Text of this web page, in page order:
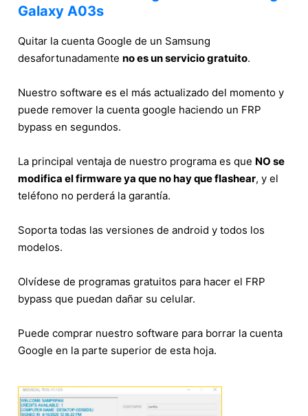
Galaxy A03s
Quitar la cuenta Google de un Samsung
desafortunadamente no es un servicio gratuito.
Nuestro software es el más actualizado del momento y
puede remover la cuenta google haciendo un FRP
bypass en segundos.
La principal ventaja de nuestro programa es que NO se
modifica el firmware ya que no hay que flashear, y el
teléfono no perderá la garantía.
Soporta todas las versiones de android y todos los
modelos.
Olvídese de programas gratuitos para hacer el FRP
bypass que puedan dañar su celular.
Puede comprar nuestro software para borrar la cuenta
Google en la parte superior de esta hoja.